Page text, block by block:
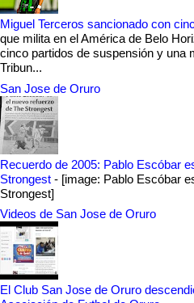
Miguel Terceros sancionado con
que milita en el América de Belo
cinco partidos de suspensión y una
Tribun...
San Jose de Oruro
Recuerdo de 2005: Pablo Escóbar
Strongest - [image: Pablo Escóbar
Strongest]
Videos de San Jose de Oruro
El Club San Jose de Oruro